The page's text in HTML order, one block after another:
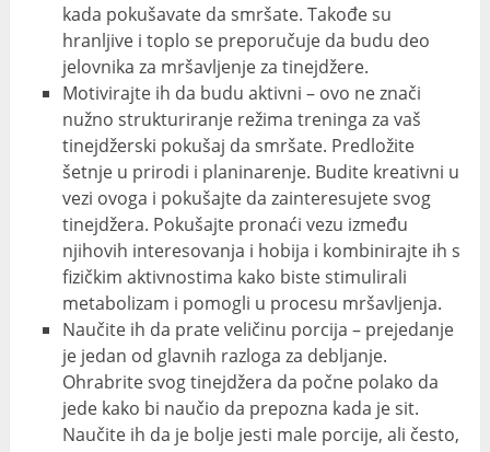
kada pokušavate da smršate. Takođe su
hranljive i toplo se preporučuje da budu deo
jelovnika za mršavljenje za tinejdžere.
Motivirajte ih da budu aktivni – ovo ne znači
nužno strukturiranje režima treninga za vaš
tinejdžerski pokušaj da smršate. Predložite
šetnje u prirodi i planinarenje. Budite kreativni u
vezi ovoga i pokušajte da zainteresujete svog
tinejdžera. Pokušajte pronaći vezu između
njihovih interesovanja i hobija i kombinirajte ih s
fizičkim aktivnostima kako biste stimulirali
metabolizam i pomogli u procesu mršavljenja.
Naučite ih da prate veličinu porcija – prejedanje
je jedan od glavnih razloga za debljanje.
Ohrabrite svog tinejdžera da počne polako da
jede kako bi naučio da prepozna kada je sit.
Naučite ih da je bolje jesti male porcije, ali često,